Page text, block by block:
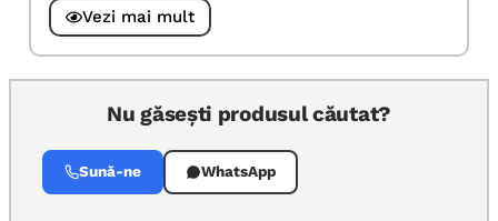
Vezi mai mult
Nu găsești produsul căutat?
Sună-ne WhatsApp